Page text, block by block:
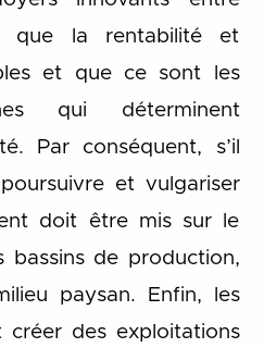
que la rentabilité et
et que ce sont les
qui déterminent
Par conséquent, s’il
et vulgariser
doit être mis sur le
bassins de production,
paysan. Enfin, les
créer des exploitations